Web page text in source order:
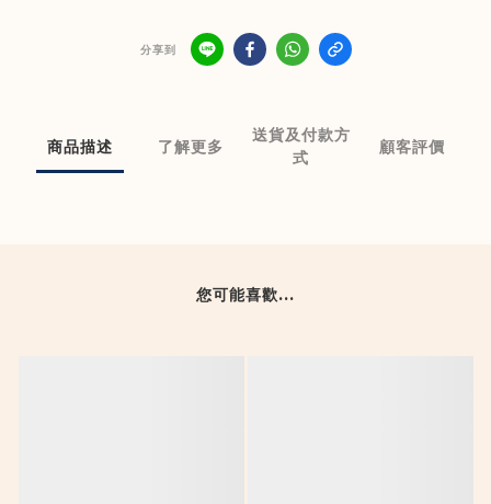
分享到
商品描述 了解更多
送貨及付款方
式
顧客評價
您可能喜歡...